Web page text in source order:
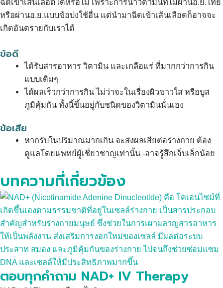
ฉีดเข้าเส้นเลือดได้หรือไม่ เพราะการนำวิตามินที่ไม่ผ่านอ.ย.ไทย
หรือผ่านอ.ย.แบบข้อบ่งใช้อื่น แต่นำมาฉีดเข้าเส้นเลือดก็อาจจะ
เกิดอันตรายกับเราได้
ข้อดี
ได้รับสารอาหาร วิตามิน และเกลือแร่ ที่มากกว่าการกิน
แบบเดิมๆ
ได้ผลเร็วกว่าการกิน ไม่ว่าจะในเรื่องผิวขาวใส หรือบูส
ภูมิคุ้มกัน ทั้งนี้ขึ้นอยู่กับชนิดของวิตามินนั่นเอง
ข้อเสีย
หากรับในปริมาณมากเกิน จะส่งผลเสียต่อร่างกาย ต้อง
ดูแลโดยแพทย์ผู้เชี่ยวชาญเท่านั้น -อาจรู้สึกเจ็บเล็กน้อย
บทความที่เกี่ยวข้อง
ตอบทุกคำถาม NAD+ IV Therapy